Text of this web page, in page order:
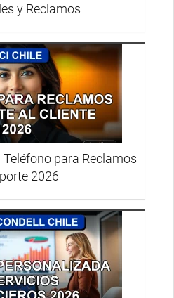
y Reclamos
para Reclamos
2026